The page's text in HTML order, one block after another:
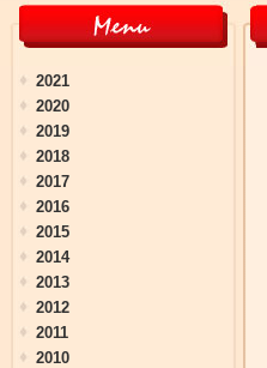
2021
2020
2019
2018
2017
2016
2015
2014
2013
2012
2011
2010